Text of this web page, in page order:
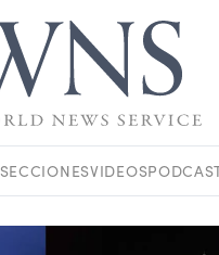
SECCIONESVIDEOS